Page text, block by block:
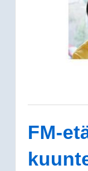
FM-